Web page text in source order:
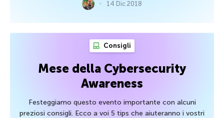
14 Dic 2018
Consigli
Mese della Cybersecurity
Awareness
Festeggiamo questo evento importante con alcuni
preziosi consigli. Ecco a voi 5 tips che aiuteranno i vostri